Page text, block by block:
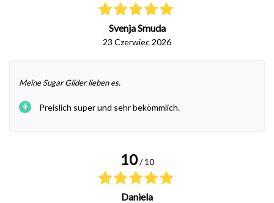
Svenja Smuda
23 Czerwiec 2026
Meine Sugar Glider lieben es.
+ Preislich super und sehr bekömmlich.
10 / 10
Daniela